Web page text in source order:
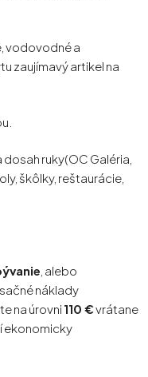
vodovodné a
zaujímavý artikel na
ruky(OC Galéria,
škôlky, reštaurácie,
, alebo
náklady
na úrovni 110 €vrátane
ekonomicky